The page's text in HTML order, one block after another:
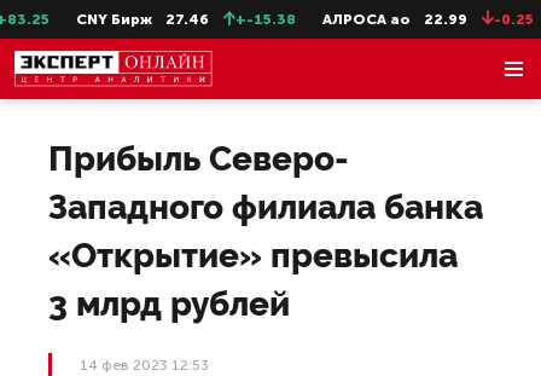
CNY Бирж 27.46 +-15.38 АЛРОСА ао 22.99 -0.25
Прибыль Северо-
Западного филиала банка
«Открытие» превысила
3 млрд рублей
14 фев 2023 12:53